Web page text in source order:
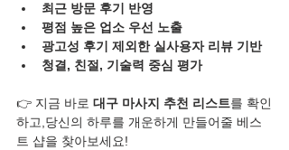
최근 방문 후기 반영
평점 높은 업소 우선 노출
광고성 후기 제외한 실사용자 리뷰 기반
청결, 친절, 기술력 중심 평가
👉 지금 바로 대구 마사지 추천 리스트를 확인
하고,당신의 하루를 개운하게 만들어줄 베스
트 샵을 찾아보세요!